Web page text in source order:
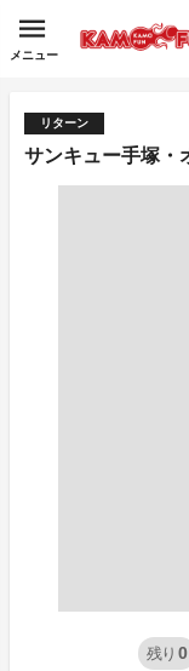
メニュー
リターン
サンキュー手塚・
残り 0